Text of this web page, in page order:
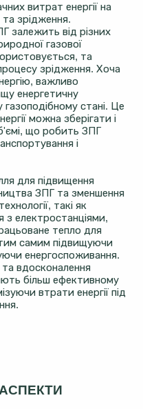
витрат енергії на
зрідження.
залежить від різних
газової
та
зрідження. Хоча
важливо
енергетичну
газоподібному стані. Це
можна зберігати і
що робить ЗПГ
і
для підвищення
ЗПГ та зменшення
такі як
з електростанціями,
тепло для
самим підвищуючи
енергоспоживання.
та вдосконалення
більш ефективному
втрати енергії під